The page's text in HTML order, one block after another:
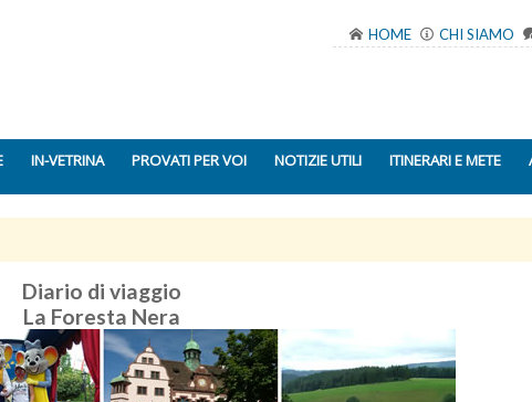
HOME CHI SIAMO
IN-VETRINA PROVATI PER VOI NOTIZIE UTILI ITINERARI E METE
Diario di viaggio
La Foresta Nera